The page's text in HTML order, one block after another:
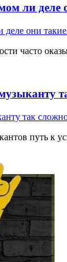
ли деле
часто
путь к